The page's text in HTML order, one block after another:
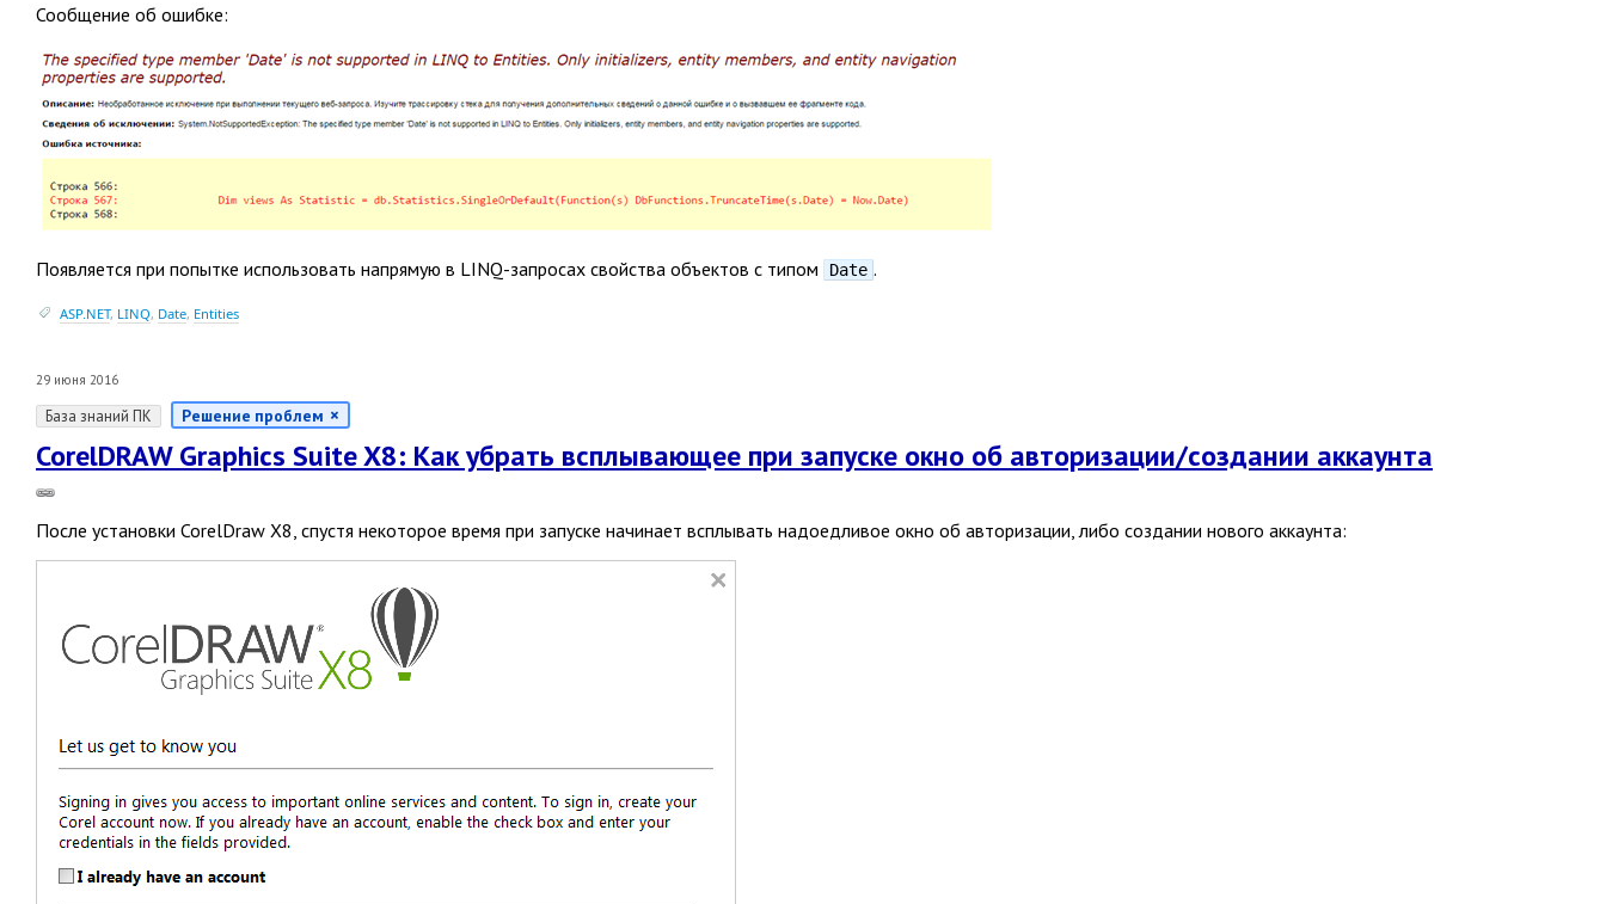
Сообщение об ошибке:
Появляется при попытке использовать напрямую в LINQ-запросах свойства объектов с типом Date .
ASP.NET, LINQ, Date, Entities
29 июня 2016
База знаний ПК Решение проблем
CorelDRAW Graphics Suite X8: Как убрать всплывающее при запуске окно об авторизации/создании аккаунта
После установки CorelDraw X8, спустя некоторое время при запуске начинает всплывать надоедливое окно об авторизации, либо создании нового аккаунта: